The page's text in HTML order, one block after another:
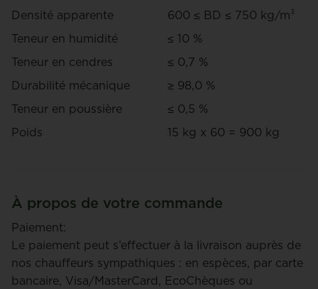
Densité apparente
600 ≤ BD ≤ 750 kg/m³
Teneur en humidité
≤ 10 %
Teneur en cendres
≤ 0,7 %
Durabilité mécanique
≥ 98,0 %
Teneur en poussière
≤ 0,5 %
Poids
15 kg x 60 = 900 kg
À propos de votre commande
Paiement:
Le paiement peut s’effectuer à la livraison auprès de
nos chauffeurs sympathiques : en espèces, par carte
bancaire, Visa/MasterCard, EcoChèques ou